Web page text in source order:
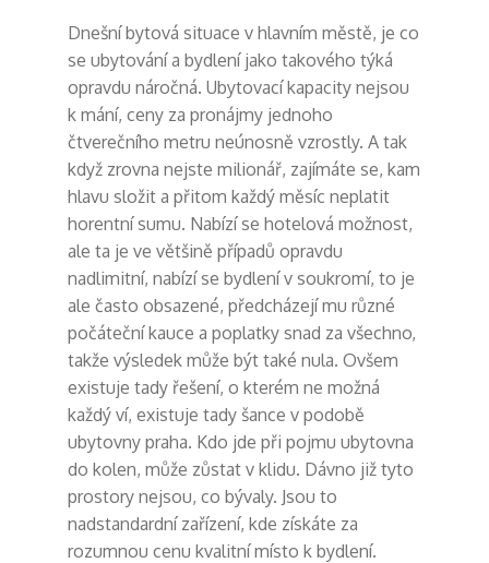
Dnešní bytová situace v hlavním městě, je co
se ubytování a bydlení jako takového týká
opravdu náročná. Ubytovací kapacity nejsou
k mání, ceny za pronájmy jednoho
čtverečního metru neúnosně vzrostly. A tak
když zrovna nejste milionář, zajímáte se, kam
hlavu složit a přitom každý měsíc neplatit
horentní sumu. Nabízí se hotelová možnost,
ale ta je ve většině případů opravdu
nadlimitní, nabízí se bydlení v soukromí, to je
ale často obsazené, předcházejí mu různé
počáteční kauce a poplatky snad za všechno,
takže výsledek může být také nula. Ovšem
existuje tady řešení, o kterém ne možná
každý ví, existuje tady šance v podobě
ubytovny praha. Kdo jde při pojmu ubytovna
do kolen, může zůstat v klidu. Dávno již tyto
prostory nejsou, co bývaly. Jsou to
nadstandardní zařízení, kde získáte za
rozumnou cenu kvalitní místo k bydlení.